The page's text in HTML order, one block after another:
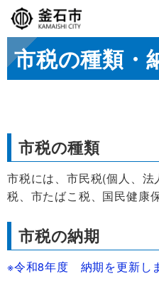
市税の種類・
市税の種類
市税には、市民税(個人、
税、市たばこ税、国民健康
市税の納期
※令和8年度 納期を更新し